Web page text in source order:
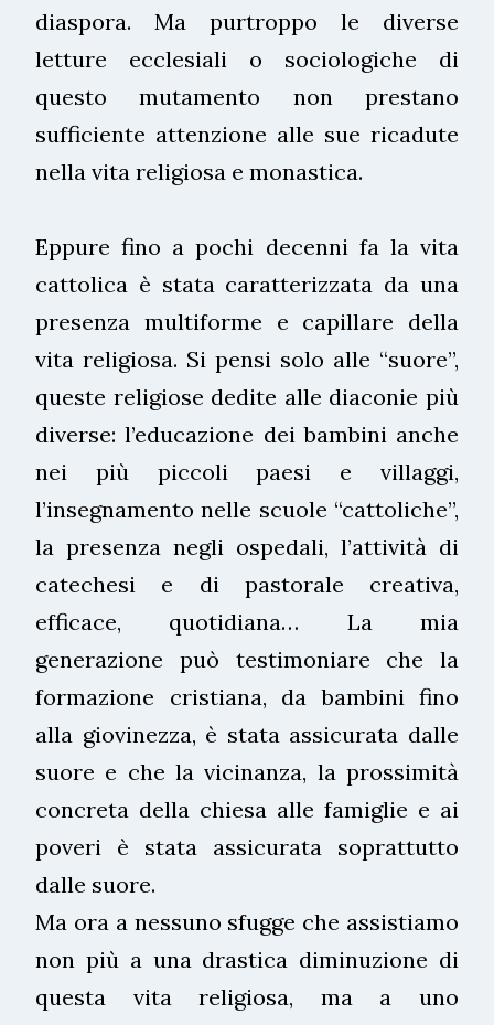
diaspora. Ma purtroppo le diverse
letture ecclesiali o sociologiche di
questo mutamento non prestano
sufficiente attenzione alle sue ricadute
nella vita religiosa e monastica.
Eppure fino a pochi decenni fa la vita
cattolica è stata caratterizzata da una
presenza multiforme e capillare della
vita religiosa. Si pensi solo alle “suore”,
queste religiose dedite alle diaconie più
diverse: l’educazione dei bambini anche
nei più piccoli paesi e villaggi,
l’insegnamento nelle scuole “cattoliche”,
la presenza negli ospedali, l’attività di
catechesi e di pastorale creativa,
efficace, quotidiana… La mia
generazione può testimoniare che la
formazione cristiana, da bambini fino
alla giovinezza, è stata assicurata dalle
suore e che la vicinanza, la prossimità
concreta della chiesa alle famiglie e ai
poveri è stata assicurata soprattutto
dalle suore.
Ma ora a nessuno sfugge che assistiamo
non più a una drastica diminuzione di
questa vita religiosa, ma a uno